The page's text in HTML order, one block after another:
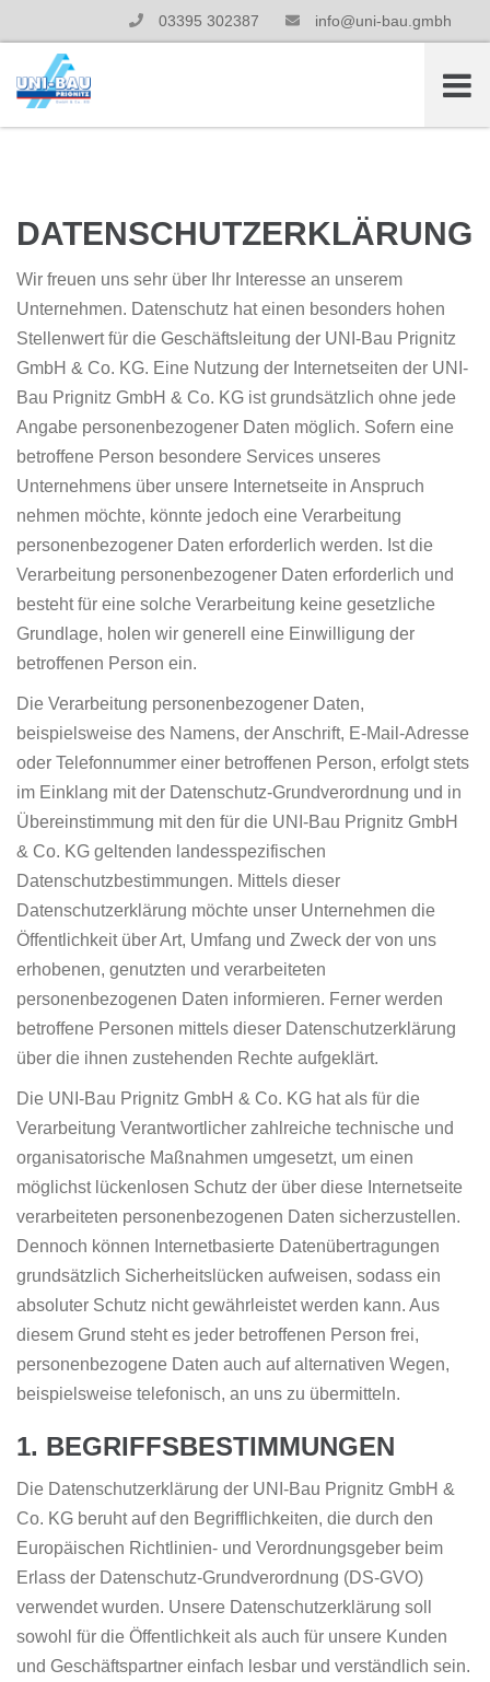
03395 302387 info@uni-bau.gmbh
DATENSCHUTZERKLÄRUNG
Wir freuen uns sehr über Ihr Interesse an unserem
Unternehmen. Datenschutz hat einen besonders hohen
Stellenwert für die Geschäftsleitung der UNI-Bau Prignitz
GmbH & Co. KG. Eine Nutzung der Internetseiten der UNI-
Bau Prignitz GmbH & Co. KG ist grundsätzlich ohne jede
Angabe personenbezogener Daten möglich. Sofern eine
betroffene Person besondere Services unseres
Unternehmens über unsere Internetseite in Anspruch
nehmen möchte, könnte jedoch eine Verarbeitung
personenbezogener Daten erforderlich werden. Ist die
Verarbeitung personenbezogener Daten erforderlich und
besteht für eine solche Verarbeitung keine gesetzliche
Grundlage, holen wir generell eine Einwilligung der
betroffenen Person ein.
Die Verarbeitung personenbezogener Daten,
beispielsweise des Namens, der Anschrift, E-Mail-Adresse
oder Telefonnummer einer betroffenen Person, erfolgt stets
im Einklang mit der Datenschutz-Grundverordnung und in
Übereinstimmung mit den für die UNI-Bau Prignitz GmbH
& Co. KG geltenden landesspezifischen
Datenschutzbestimmungen. Mittels dieser
Datenschutzerklärung möchte unser Unternehmen die
Öffentlichkeit über Art, Umfang und Zweck der von uns
erhobenen, genutzten und verarbeiteten
personenbezogenen Daten informieren. Ferner werden
betroffene Personen mittels dieser Datenschutzerklärung
über die ihnen zustehenden Rechte aufgeklärt.
Die UNI-Bau Prignitz GmbH & Co. KG hat als für die
Verarbeitung Verantwortlicher zahlreiche technische und
organisatorische Maßnahmen umgesetzt, um einen
möglichst lückenlosen Schutz der über diese Internetseite
verarbeiteten personenbezogenen Daten sicherzustellen.
Dennoch können Internetbasierte Datenübertragungen
grundsätzlich Sicherheitslücken aufweisen, sodass ein
absoluter Schutz nicht gewährleistet werden kann. Aus
diesem Grund steht es jeder betroffenen Person frei,
personenbezogene Daten auch auf alternativen Wegen,
beispielsweise telefonisch, an uns zu übermitteln.
1. BEGRIFFSBESTIMMUNGEN
Die Datenschutzerklärung der UNI-Bau Prignitz GmbH &
Co. KG beruht auf den Begrifflichkeiten, die durch den
Europäischen Richtlinien- und Verordnungsgeber beim
Erlass der Datenschutz-Grundverordnung (DS-GVO)
verwendet wurden. Unsere Datenschutzerklärung soll
sowohl für die Öffentlichkeit als auch für unsere Kunden
und Geschäftspartner einfach lesbar und verständlich sein.